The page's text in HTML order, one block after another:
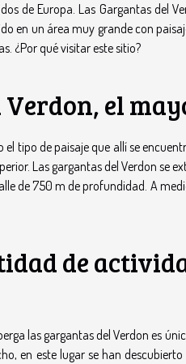
de Europa. Las Gargantas del
en un área muy grande con
¿Por qué visitar este sitio?
Verdon, el
tipo de paisaje que allí se
Las gargantas del Verdon se
de 750 m de profundidad. A
de
las gargantas del Verdon es
en este lugar se han